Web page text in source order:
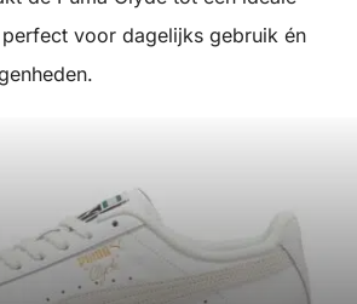
voor dagelijks gebruik én